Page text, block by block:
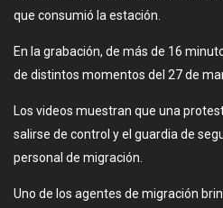
que consumió la estación.
En la grabación, de más de 16
de distintos momentos del 27 de
Los videos muestran que una
salirse de control y el guardia de
personal de migración.
Uno de los agentes de migración